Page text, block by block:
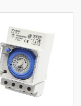
Korumalı Cihaz